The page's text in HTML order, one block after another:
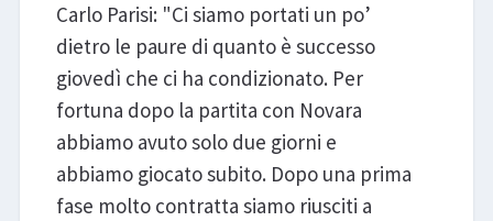
Carlo Parisi: "Ci siamo portati un po’
dietro le paure di quanto è successo
giovedì che ci ha condizionato. Per
fortuna dopo la partita con Novara
abbiamo avuto solo due giorni e
abbiamo giocato subito. Dopo una prima
fase molto contratta siamo riusciti a